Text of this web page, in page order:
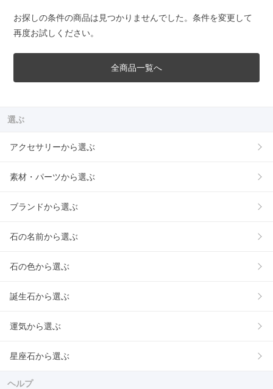
お探しの条件の商品は見つかりませんでした。条件を変更して
再度お試しください。
全商品一覧へ
選ぶ
アクセサリーから選ぶ
素材・パーツから選ぶ
ブランドから選ぶ
石の名前から選ぶ
石の色から選ぶ
誕生石から選ぶ
運気から選ぶ
星座石から選ぶ
ヘルプ